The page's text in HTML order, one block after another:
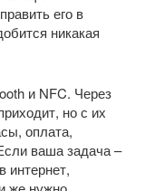
его в
никакая
и NFC. Через
но с их
оплата,
ваша задача –
интернет,